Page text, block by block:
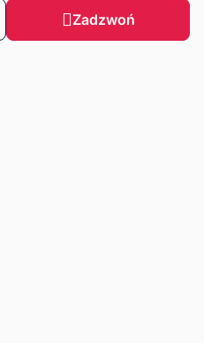
Zadzwoń